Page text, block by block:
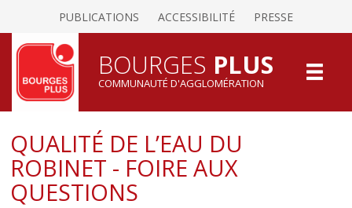
PUBLICATIONS ACCESSIBILITÉ PRESSE
BOURGES PLUS
COMMUNAUTÉ D'AGGLOMÉRATION
QUALITÉ DE L’EAU DU
ROBINET - FOIRE AUX
QUESTIONS